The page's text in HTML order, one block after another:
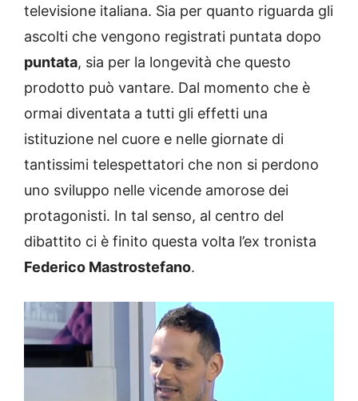
televisione italiana. Sia per quanto riguarda gli
ascolti che vengono registrati puntata dopo
puntata, sia per la longevità che questo
prodotto può vantare. Dal momento che è
ormai diventata a tutti gli effetti una
istituzione nel cuore e nelle giornate di
tantissimi telespettatori che non si perdono
uno sviluppo nelle vicende amorose dei
protagonisti. In tal senso, al centro del
dibattito ci è finito questa volta l’ex tronista
Federico Mastrostefano.